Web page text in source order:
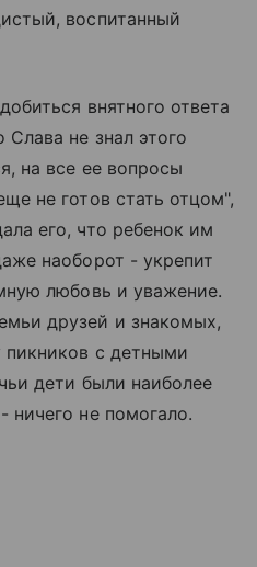
воспитанный
внятного ответа
не знал этого
на все ее вопросы
не готов стать отцом",
его, что ребенок им
наоборот - укрепит
любовь и уважение.
друзей и знакомых,
пикников с детными
дети были наиболее
ничего не помогало.